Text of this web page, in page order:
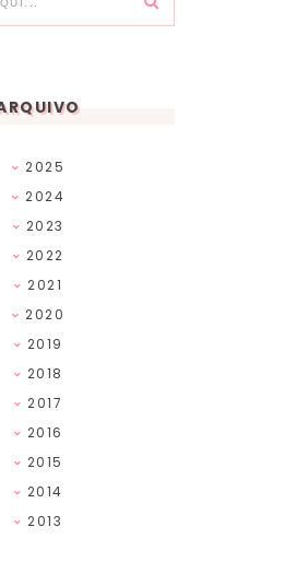
2025
2024
2023
2022
2021
2020
2019
2018
2017
2016
2015
2014
2013